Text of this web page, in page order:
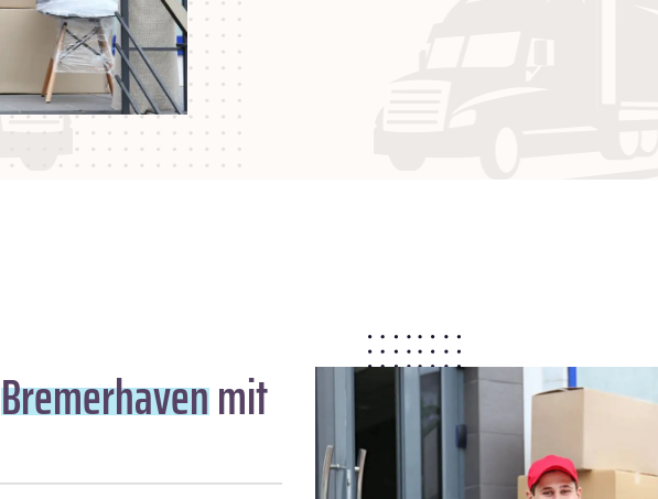
Bremer­havenmit